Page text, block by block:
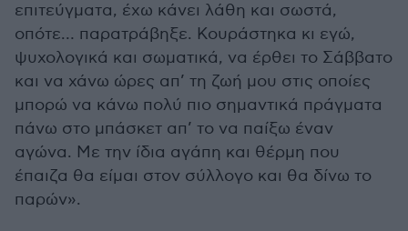
επιτεύγματα, έχω κάνει λάθη και σωστά,
οπότε… παρατράβηξε. Κουράστηκα κι εγώ,
ψυχολογικά και σωματικά, να έρθει το Σάββατο
και να χάνω ώρες απ’ τη ζωή μου στις οποίες
μπορώ να κάνω πολύ πιο σημαντικά πράγματα
πάνω στο μπάσκετ απ’ το να παίξω έναν
αγώνα. Με την ίδια αγάπη και θέρμη που
έπαιζα θα είμαι στον σύλλογο και θα δίνω το
παρών».